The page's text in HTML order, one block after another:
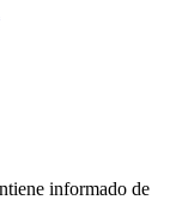
informado de